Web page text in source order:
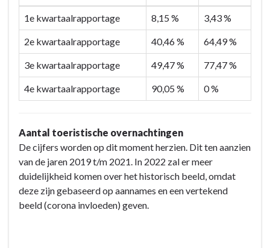
1e kwartaalrapportage 8,15 % 3,43 %
2e kwartaalrapportage 40,46 % 64,49 %
3e kwartaalrapportage 49,47 % 77,47 %
4e kwartaalrapportage 90,05 % 0 %
Aantal toeristische overnachtingen
De cijfers worden op dit moment herzien. Dit ten aanzien
van de jaren 2019 t/m 2021. In 2022 zal er meer
duidelijkheid komen over het historisch beeld, omdat
deze zijn gebaseerd op aannames en een vertekend
beeld (corona invloeden) geven.